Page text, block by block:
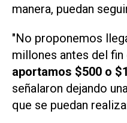
manera, puedan
"No proponemos
millones antes del fin
aportamos $500 o
señalaron dejando
que se puedan